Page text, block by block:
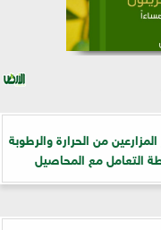
من الحرارة والرطوبة
التعامل مع المحاصيل